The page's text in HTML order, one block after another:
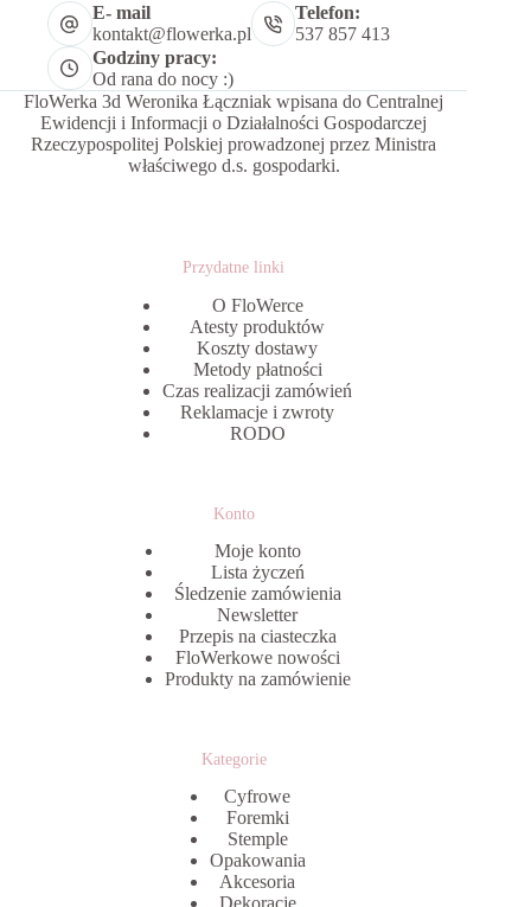
E- mail
kontakt@flowerka.pl
Telefon:
537 857 413
Godziny pracy:
Od rana do nocy :)
FloWerka 3d Weronika Łączniak wpisana do Centralnej
Ewidencji i Informacji o Działalności Gospodarczej
Rzeczypospolitej Polskiej prowadzonej przez Ministra
właściwego d.s. gospodarki.
Przydatne linki
O FloWerce
Atesty produktów
Koszty dostawy
Metody płatności
Czas realizacji zamówień
Reklamacje i zwroty
RODO
Konto
Moje konto
Lista życzeń
Śledzenie zamówienia
Newsletter
Przepis na ciasteczka
FloWerkowe nowości
Produkty na zamówienie
Kategorie
Cyfrowe
Foremki
Stemple
Opakowania
Akcesoria
Dekoracje